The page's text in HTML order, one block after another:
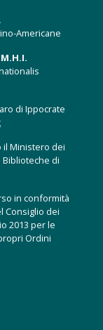
Americane
di Ippocrate
il Ministero dei
di
in conformità
Consiglio dei
2013 per le
Ordini